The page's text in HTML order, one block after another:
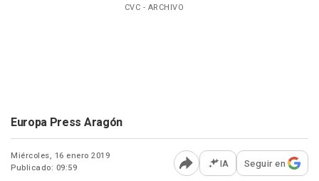
CVC - ARCHIVO
Europa Press Aragón
Miércoles, 16 enero 2019
Publicado: 09:59
Abrir opciones para
IA Seguir en